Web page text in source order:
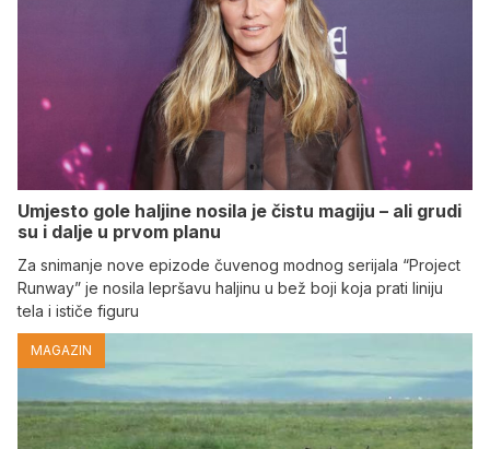
Umjesto gole haljine nosila je čistu magiju – ali grudi
su i dalje u prvom planu
Za snimanje nove epizode čuvenog modnog serijala “Project
Runway” je nosila lepršavu haljinu u bež boji koja prati liniju
tela i ističe figuru
MAGAZIN